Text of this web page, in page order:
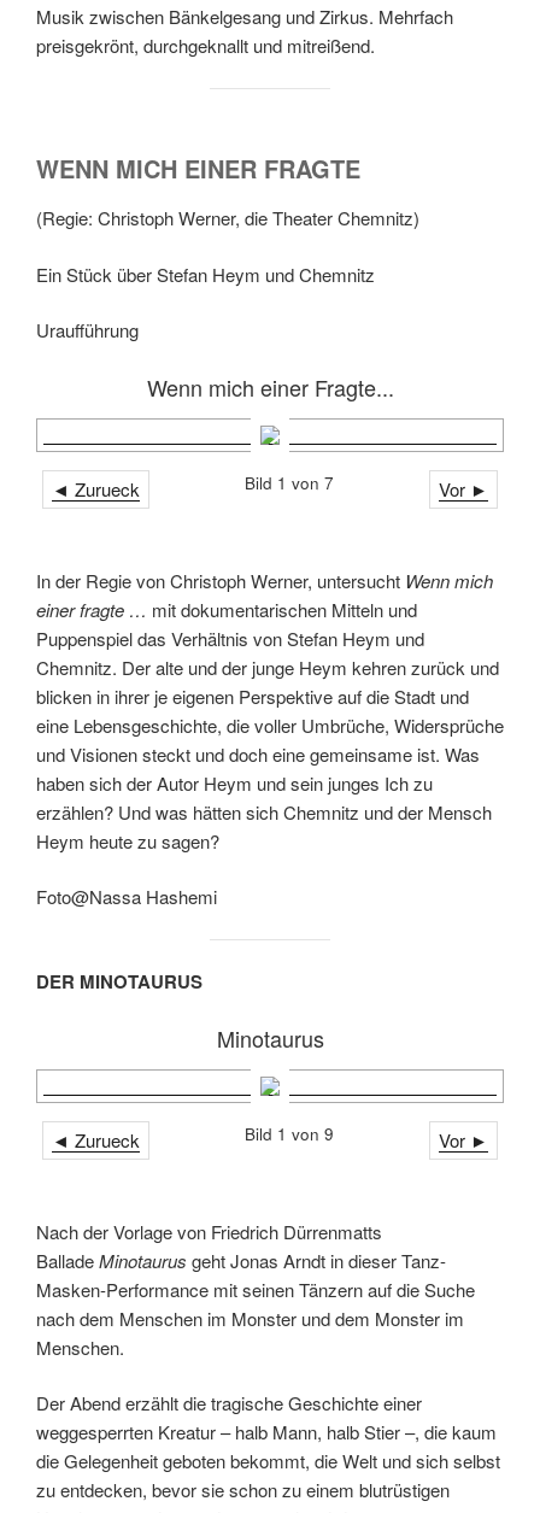
Musik zwischen Bänkelgesang und Zirkus. Mehrfach
preisgekrönt, durchgeknallt und mitreißend.
WENN MICH EINER FRAGTE
(Regie: Christoph Werner, die Theater Chemnitz)
Ein Stück über Stefan Heym und Chemnitz
Uraufführung
Wenn mich einer Fragte...
◄ Zurueck Vor ►
Bild 1 von 7
In der Regie von Christoph Werner, untersucht Wenn mich
einer fragte … mit dokumentarischen Mitteln und
Puppenspiel das Verhältnis von Stefan Heym und
Chemnitz. Der alte und der junge Heym kehren zurück und
blicken in ihrer je eigenen Perspektive auf die Stadt und
eine Lebensgeschichte, die voller Umbrüche, Widersprüche
und Visionen steckt und doch eine gemeinsame ist. Was
haben sich der Autor Heym und sein junges Ich zu
erzählen? Und was hätten sich Chemnitz und der Mensch
Heym heute zu sagen?
Foto@Nassa Hashemi
DER MINOTAURUS
Minotaurus
◄ Zurueck Vor ►
Bild 1 von 9
Nach der Vorlage von Friedrich Dürrenmatts
BalladeMinotaurus geht Jonas Arndt in dieser Tanz-
Masken-Performance mit seinen Tänzern auf die Suche
nach dem Menschen im Monster und dem Monster im
Menschen.
Der Abend erzählt die tragische Geschichte einer
weggesperrten Kreatur – halb Mann, halb Stier –, die kaum
die Gelegenheit geboten bekommt, die Welt und sich selbst
zu entdecken, bevor sie schon zu einem blutrüstigen